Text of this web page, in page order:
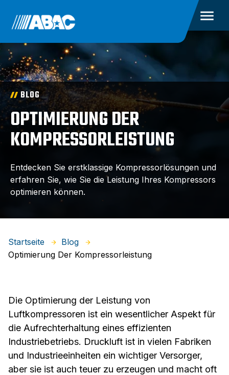
BLOG
OPTIMIERUNG DER
KOMPRESSORLEISTUNG
Entdecken Sie erstklassige Kompressorlösungen und
erfahren Sie, wie Sie die Leistung Ihres Kompressors
optimieren können.
Startseite
Blog
Optimierung Der Kompressorleistung
Die Optimierung der Leistung von
Luftkompressoren ist ein wesentlicher Aspekt für
die Aufrechterhaltung eines effizienten
Industriebetriebs. Druckluft ist in vielen Fabriken
und Industrieeinheiten ein wichtiger Versorger,
aber sie ist auch teuer zu erzeugen und macht oft